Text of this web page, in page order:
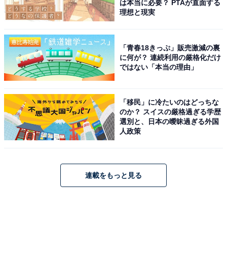
は本当に必要？ PTAが直面する
理想と現実
「青春18きっぷ」販売激減の裏
に何が？ 連続利用の厳格化だけ
ではない「本当の理由」
「移民」に冷たいのはどっちな
のか？ スイスの厳格過ぎる学歴
選別と、日本の曖昧過ぎる外国
人政策
連載をもっと見る